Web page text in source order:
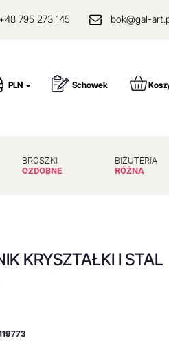
+48 795 273 145 bok@gal-
PLN Schowek
BROSZKI
OZDOBNE
BIŻUTERIA
RÓŻNA
KRYSZTAŁKI I STAL